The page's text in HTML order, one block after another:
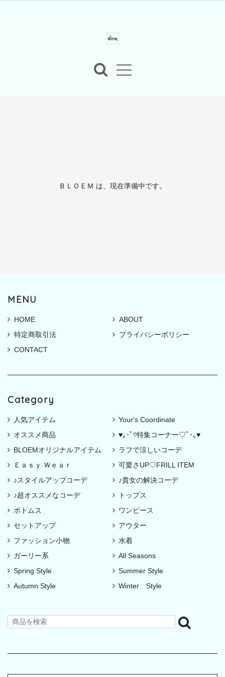
ＢＬＯＥＭ は、現在準備中です。
MENU
HOME
ABOUT
特定商取引法
プライバシーポリシー
CONTACT
Category
人気アイテム
Your's Coordinate
オススメ商品
♥｡･ﾟ♡特集コーナー♡ﾟ･｡♥
BLOEMオリジナルアイテム
ラフで涼しいコーデ
Ｅａｓｙ Ｗｅａｒ
可愛さUP♡FRILL ITEM
♪スタイルアップコーデ
♪貴女の解決コーデ
♪超オススメなコーデ
トップス
ボトムス
ワンピース
セットアップ
アウター
ファッション小物
水着
ガーリー系
All Seasons
Spring Style
Summer Style
Autumn Style
Winter Style